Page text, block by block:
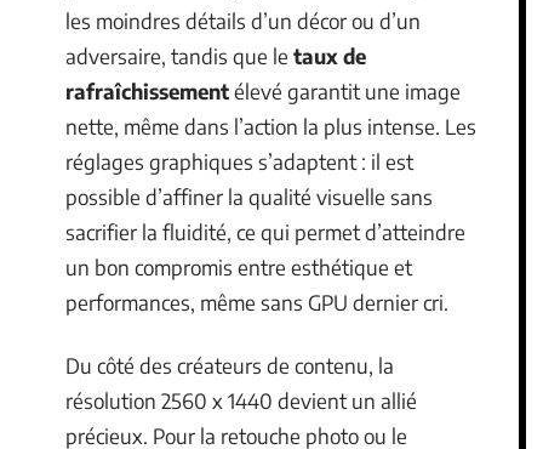
les moindres détails d’un décor ou d’un
adversaire, tandis que le taux de
rafraîchissementélevé garantit une image
nette, même dans l’action la plus intense. Les
réglages graphiques s’adaptent : il est
possible d’affiner la qualité visuelle sans
sacrifier la fluidité, ce qui permet d’atteindre
un bon compromis entre esthétique et
performances, même sans GPU dernier cri.
Du côté des créateurs de contenu, la
résolution 2560 x 1440 devient un allié
précieux. Pour la retouche photo ou le